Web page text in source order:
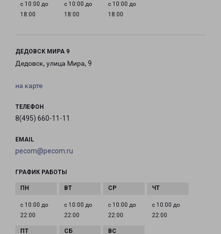
с 10:00 до
18:00
с 10:00 до
18:00
с 10:00 до
18:00
ДЕДОВСК МИРА 9
Дедовск, улица Мира, 9
на карте
ТЕЛЕФОН
8(495) 660-11-11
EMAIL
pecom@pecom.ru
ГРАФИК РАБОТЫ
с 10:00 до
22:00
с 10:00 до
22:00
с 10:00 до
22:00
с 10:00 до
22:00